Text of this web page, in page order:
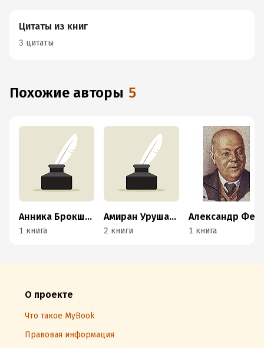
Цитаты из книг
3 цитаты
Похожие авторы 5
Анника Брокшмидт
1 книга
Амиран Урушадзе
2 книги 1 книга
О проекте
Что такое MyBook
Правовая информация